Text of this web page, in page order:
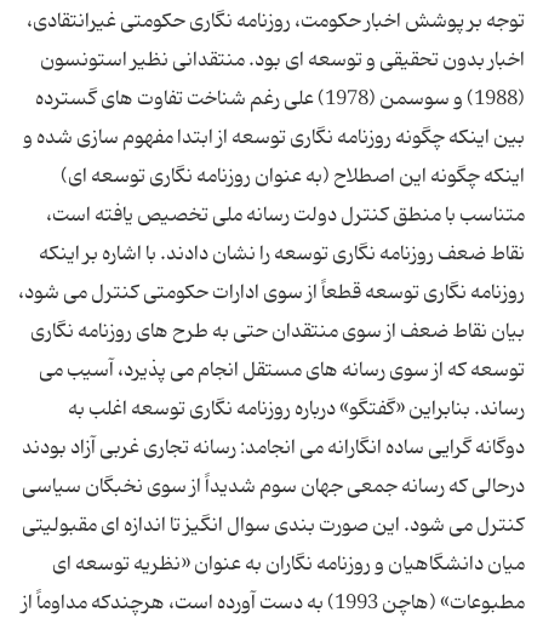
توجه بر پوشش اخبار حکومت، روزنامه نگاری حکومتی غیرانتقادی،
اخبار بدون تحقیقی و توسعه ای بود. منتقدانی نظیر استونسون
(1988) و سوسمن (1978) علی رغم شناخت تفاوت های گسترده
بین اینکه چگونه روزنامه نگاری توسعه از ابتدا مفهوم سازی شده و
اینکه چگونه این اصطلاح (به عنوان روزنامه نگاری توسعه ای)
متناسب با منطق کنترل دولت رسانه ملی تخصیص یافته است،
نقاط ضعف روزنامه نگاری توسعه را نشان دادند. با اشاره بر اینکه
روزنامه نگاری توسعه قطعاً از سوی ادارات حکومتی کنترل می شود،
بیان نقاط ضعف از سوی منتقدان حتی به طرح های روزنامه نگاری
توسعه که از سوی رسانه های مستقل انجام می پذیرد، آسیب می
رساند. بنابراین «گفتگو» درباره روزنامه نگاری توسعه اغلب به
دوگانه گرایی ساده انگارانه می انجامد: رسانه تجاری غربی آزاد بودند
درحالی که رسانه جمعی جهان سوم شدیداً از سوی نخبگان سیاسی
کنترل می شود. این صورت بندی سوال انگیز تا اندازه ای مقبولیتی
میان دانشگاهیان و روزنامه نگاران به عنوان «نظریه توسعه ای
مطبوعات» (هاچن 1993) به دست آورده است، هرچندکه مداوماً از